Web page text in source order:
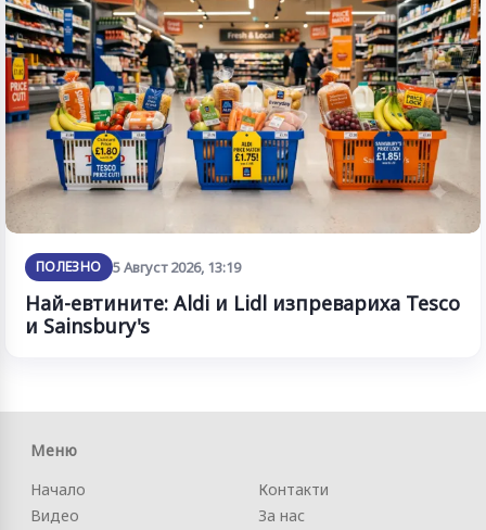
ПОЛЕЗНО 5 Август 2026, 13:19
Най-евтините: Aldi и Lidl изпревариха Tesco
и Sainsbury's
Меню
Начало
Видео
Контакти
За нас